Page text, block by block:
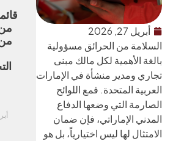
أبريل
أبريل 27, 2026
السلامة من الحرائق مسؤولية
بالغة الأهمية لكل مالك مبنى
تجاري ومدير منشأة في الإمارات
العربية المتحدة. فمع اللوائح
الصارمة التي وضعها الدفاع
المدني الإماراتي، فإن ضمان
الامتثال لها ليس اختيارياً، بل هو